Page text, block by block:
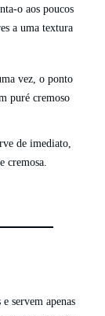
o aos poucos
a uma textura
vez, o ponto
puré cremoso
de imediato,
cremosa.
servem apenas